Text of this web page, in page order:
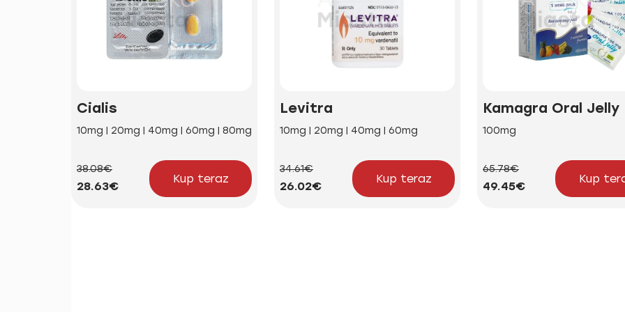
Cialis
10mg | 20mg | 40mg | 60mg | 80mg
38.08€
28.63€
Kup teraz
Levitra
10mg | 20mg | 40mg | 60mg
34.61€
26.02€
Kup teraz
Kamagra Oral Jelly
100mg
65.78€
49.45€
Kup